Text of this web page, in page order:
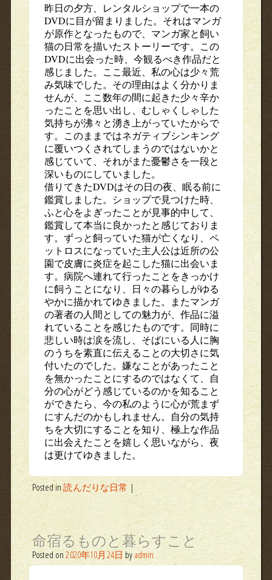
昨日の夕方、レンタルショップで一本の
DVDに目が留まりました。それはマンガ
が原作となったもので、マンガ家と飼い
猫の日常を描いたストーリーです。この
DVDに出会った時、今観るべき作品だと
感じました。ここ最近、私の心は少々荒
み気味でした。その理由はよく分かりま
せんが、ここ数年の間に起きた少々辛か
ったことを思い出し、むしゃくしゃした
気持ちが沸々と湧き上がっていたからで
す。このままではネガティブシンキング
に覆いつくされてしまうのではないかと
感じていて、それがまた憂鬱さを一段と
深いものにしていました。
借りてきたDVDはその日の夜、眠る前に
鑑賞しました。ショップで見つけた時、
ふと心をよぎったことが見事的中して、
鑑賞して本当に良かったと感じておりま
す。ずっと飼っていた猫が亡くなり、ペ
ットロスになっていた主人公は近所の公
園で皮膚に炎症を起こした猫に出会いま
す。病院へ連れて行ったことをきっかけ
に飼うことになり、日々の暮らしがゆる
やかに描かれてゆきました。またマンガ
の著者の人間としての魅力が、作品に溢
れていることを感じたものです。同時に
悲しい時は涙を流し、そばにいる人に胸
のうちを素直に伝えることの大切さに気
付いたのでした。嫌なことがあったこと
を無かったことにするのではなくて、自
分の心がどう感じているのかを知ること
ができたら、今の私のように心が荒まず
にすんだのかもしれません。自分の気持
ちを大切にすることを知り、極上な作品
に出会えたことを嬉しく思いながら、夜
は更けてゆきました。
Posted in読んだりな日常 |
命宿るものと暮らすこと
Posted on2020年10月24日 by admin